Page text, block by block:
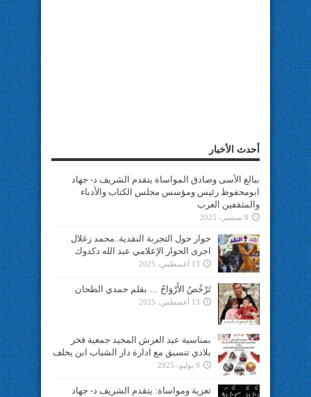
أحدث الأخبار
ببالغ الأسى وصادق المواساة يتقدم الشريف د- جهاد
ابومحفوظ رئيس ومؤسس مجلس الكتاب والأدباء
والمثقفين العرب
8 سبتمبر، 2025
حوار حول التجربة النقدية..محمد زغلال
اجرى الحوار الإعلامي عبد الله دكدوك
13 أغسطس، 2025
تَرْخُصُ الأَرْوَاحُ … بقلم حمدي الطحان
13 أغسطس، 2025
بمناسبة عيد العرش المجيد جمعية فخر
بلادي تنسيق مع ادارة دار الشباب ابن يخلف
9 يوليو، 2025
تعزية ومواساة: يتقدم الشريف د- جهاد